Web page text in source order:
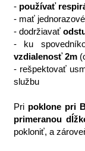
- používať
- mať
- dodržiavať
- ku
vzdialenosť 2m
- rešpektovať
službu
Pri poklone pri
primeranou
pokloniť, a